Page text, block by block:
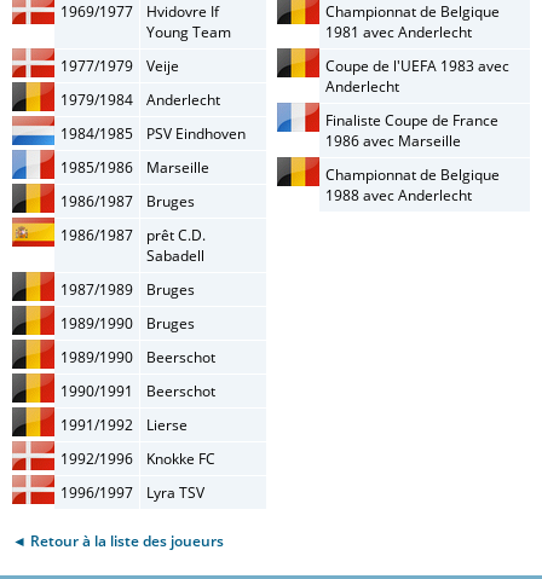
1969/1977
Hvidovre If
Young Team
1977/1979
Veije
1979/1984
Anderlecht
1984/1985
PSV Eindhoven
1985/1986
Marseille
1986/1987
Bruges
1986/1987
prêt C.D.
Sabadell
1987/1989
Bruges
1989/1990
Bruges
1989/1990
Beerschot
1990/1991
Beerschot
1991/1992
Lierse
1992/1996
Knokke FC
1996/1997
Lyra TSV
Championnat de Belgique
1981 avec Anderlecht
Coupe de l'UEFA 1983 avec
Anderlecht
Finaliste Coupe de France
1986 avec Marseille
Championnat de Belgique
1988 avec Anderlecht
◄ Retour à la liste des joueurs